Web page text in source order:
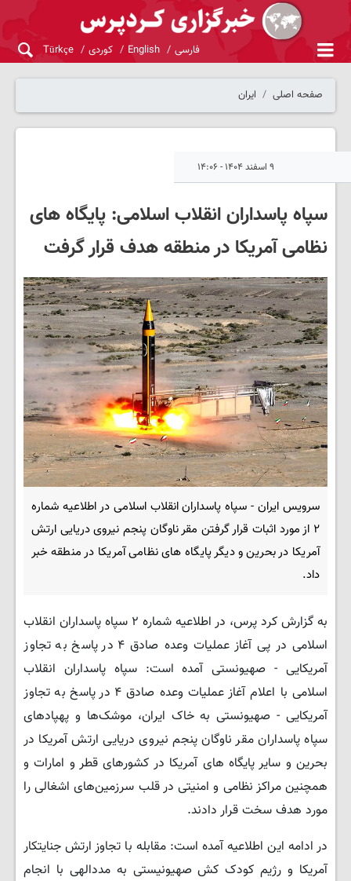
فارسی English کوردی Türkçe
صفحه اصلی ایران
۹ اسفند ۱۴۰۴ - ۱۴:۰۶
سپاه پاسداران انقلاب اسلامی: پایگاه های
نظامی آمریکا در منطقه هدف قرار گرفت
سرویس ایران - سپاه پاسداران انقلاب اسلامی در اطلاعیه شماره
۲ از مورد اثبات قرار گرفتن مقر ناوگان پنجم نیروی دریایی ارتش
آمریکا در بحرین و دیگر پایگاه های نظامی آمریکا در منطقه خبر
داد.
به گزارش کرد پرس، در اطلاعیه شماره ۲ سپاه پاسداران انقلاب
اسلامی در پی آغاز عملیات وعده صادق ۴ در پاسخ به تجاوز
آمریکایی - صهیونستی آمده است: سپاه پاسداران انقلاب
اسلامی با اعلام آغاز عملیات وعده صادق ۴ در پاسخ به تجاوز
آمریکایی - صهیونستی به خاک ایران، موشک‌ها و پهپادهای
سپاه پاسداران مقر ناوگان پنجم نیروی دریایی ارتش آمریکا در
بحرین و سایر پایگاه های آمریکا در کشورهای قطر و امارات و
همچنین مراکز نظامی و امنیتی در قلب سرزمین‌های اشغالی را
مورد هدف سخت قرار دادند.
در ادامه این اطلاعیه آمده است: مقابله با تجاوز ارتش جنایتکار
آمریکا و رژیم کودک کش صهیونیستی به مددالهی با انجام